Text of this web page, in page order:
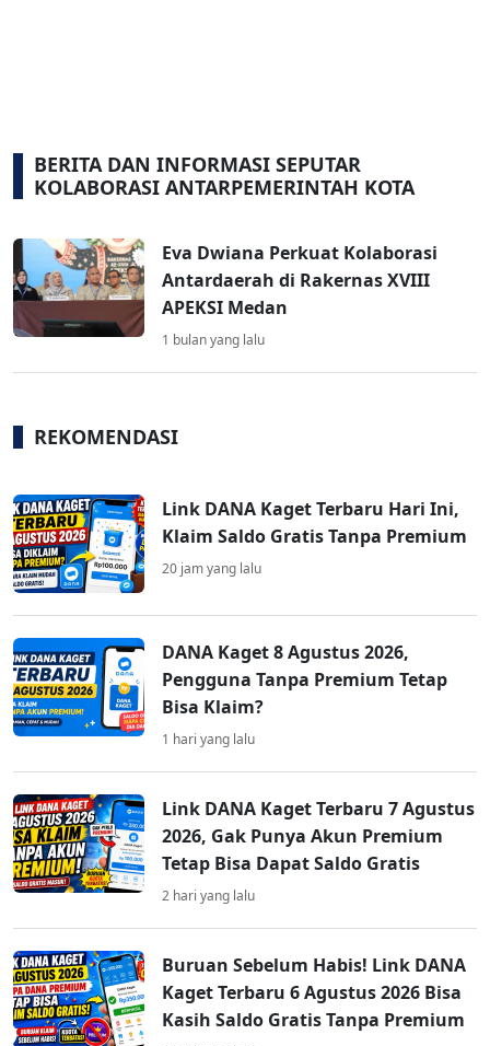
BERITA DAN INFORMASI SEPUTAR
KOLABORASI ANTARPEMERINTAH KOTA
Eva Dwiana Perkuat Kolaborasi
Antardaerah di Rakernas XVIII
APEKSI Medan
1 bulan yang lalu
REKOMENDASI
Link DANA Kaget Terbaru Hari Ini,
Klaim Saldo Gratis Tanpa Premium
20 jam yang lalu
DANA Kaget 8 Agustus 2026,
Pengguna Tanpa Premium Tetap
Bisa Klaim?
1 hari yang lalu
Link DANA Kaget Terbaru 7 Agustus
2026, Gak Punya Akun Premium
Tetap Bisa Dapat Saldo Gratis
2 hari yang lalu
Buruan Sebelum Habis! Link DANA
Kaget Terbaru 6 Agustus 2026 Bisa
Kasih Saldo Gratis Tanpa Premium